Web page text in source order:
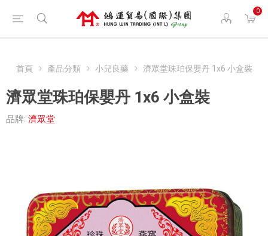
0
首頁 產品分類 小兒良藥 濟眾堂珠珀保嬰丹 1x6 小盒裝
濟眾堂珠珀保嬰丹 1x6 小盒裝
品牌: 濟眾堂